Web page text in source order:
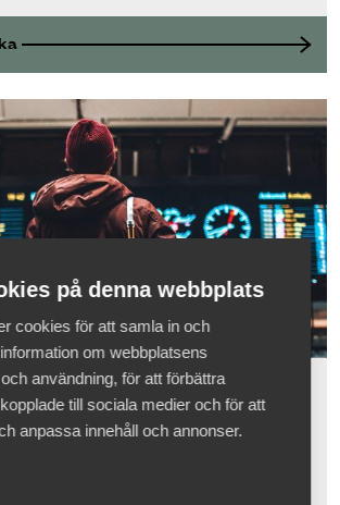
andra länder - vad
på denna webbplats
cookies för att samla in och
om webbplatsens
användning, för att förbättra
till sociala medier och för att
anpassa innehåll och annonser.